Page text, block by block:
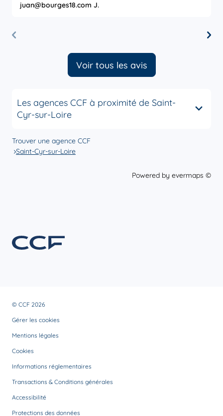
juan@bourges18.com J.
Voir tous les avis
Les agences CCF à proximité de Saint-
Cyr-sur-Loire
Trouver une agence CCF
Saint-Cyr-sur-Loire
Powered by evermaps ©
© CCF 2026
Gérer les cookies
Mentions légales
Cookies
Informations réglementaires
Transactions & Conditions générales
Accessibilité
Protections des données